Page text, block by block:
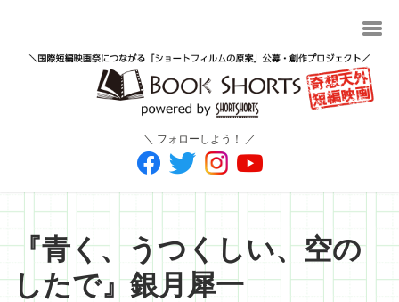
＼ フォローしよう！ ／
『青く、うつくしい、空の
したで』銀月犀一